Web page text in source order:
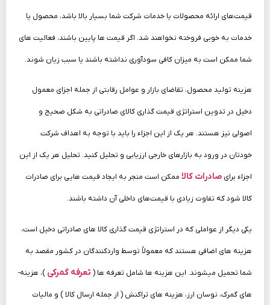
قیمت‌های ارائه محصولات یا خدمات شرکت شما بسیار بالا باشد، محصول یا
خدمات به خوبی فروخته نخواهند شد. اگر قیمت‌ ها پایین باشند، فعالیت های
شما ممکن است به میزان کافی سودآوری نداشته باشند یا سبب زیان شوند.
هزینه تولید محصول، تقاضای بازار و عوامل رقابتی از جمله اجزای معمول
دخیل در تدوین استراتژی قیمت گذاری کالای صادراتی به شکل صحیح و
اصولی نیز هستند. هر یک از این اجزاء را باید با توجه به اهداف شرکت
خودتان در ورود به بازارهای خارجی ارزیابی و تحلیل کنید. تحلیل هر یک از این
اجزاء برای صادرات کالا ممکن است منجر به ایجاد قیمت‌ هایی برای صادرات
کالا شود که تفاوت زیادی با قیمت‌های داخلی آن داشته باشند.
یکی دیگر از عواملی که در استراتژی قیمت گذاری کالا های صادراتی دخیل است،
هزینه ­های اضافی هستند که معمولاً توسط واردکنندگان در کشور مقصد به
شما تحمیل می­شوند. این هزینه ­ها شامل تعرفه ها ( تعرفه­ گمرکی)، هزینه­
های گمرک، نوسان ارز، هزینه­ های تراکنش ( از جمله ارسال کالا ) و مالیات